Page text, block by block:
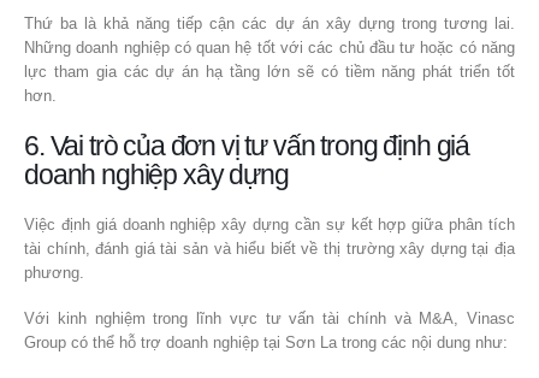
Thứ ba là khả năng tiếp cận các dự án xây dựng trong tương lai.
Những doanh nghiệp có quan hệ tốt với các chủ đầu tư hoặc có năng
lực tham gia các dự án hạ tầng lớn sẽ có tiềm năng phát triển tốt
hơn.
6. Vai trò của đơn vị tư vấn trong định giá
doanh nghiệp xây dựng
Việc định giá doanh nghiệp xây dựng cần sự kết hợp giữa phân tích
tài chính, đánh giá tài sản và hiểu biết về thị trường xây dựng tại địa
phương.
Với kinh nghiệm trong lĩnh vực tư vấn tài chính và M&A, Vinasc
Group có thể hỗ trợ doanh nghiệp tại Sơn La trong các nội dung như: